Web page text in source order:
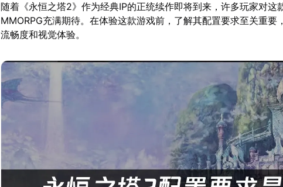
随着《永恒之塔2》作为经典IP的正统续作即将到来，许多玩家对这
MMORPG充满期待。在体验这款游戏前，了解其配置要求至关重要
流畅度和视觉体验。